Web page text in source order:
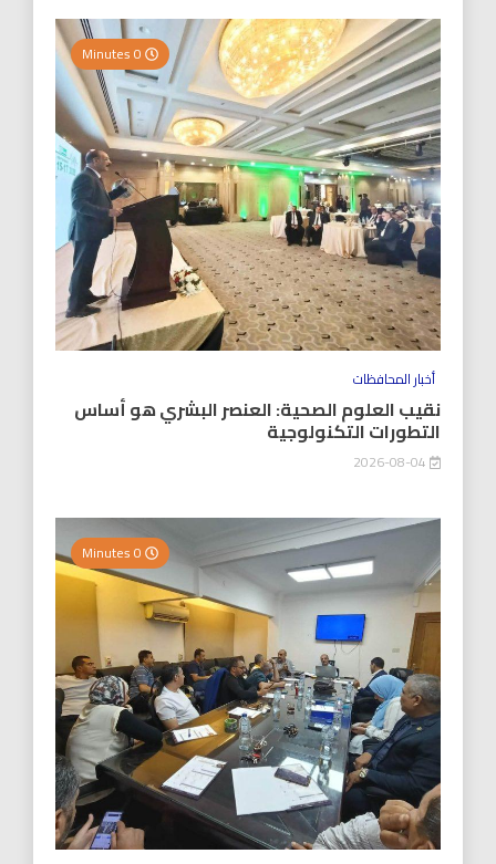
أخبار المحافظات
نقيب العلوم الصحية: العنصر البشري هو أساس
التطورات التكنولوجية